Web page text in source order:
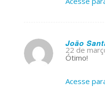
João
s
ays:
22 de
Ótimo!
Acesse